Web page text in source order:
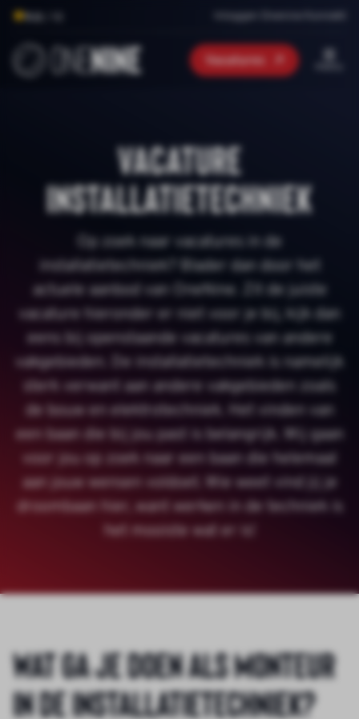
9.0 Inloggen Onenine Konnekt
Vacatures
Vacature
installatietechniek
Op zoek naar vacatures in de
installatietechniek? Blader dan door het
actuele aanbod van OneNine. Zit de juiste
vacature hieronder er niet voor je bij, kijk dan
eens bij openstaande vacatures van andere
vakgebieden. De installatietechniek is namelijk
sterk verwant aan andere vakgebieden zoals
de bouw en elektrotechniek. Het vinden van
een baan die bij jou past is belangrijk. Wij gaan
voor jou op zoek naar een baan die helemaal
aan jouw wensen voldoet. Wie weet vind jij je
droombaan hier, want werken in de techniek is
het mooiste wat er is!
Wat ga je doen als monteur
in de installatietechniek?